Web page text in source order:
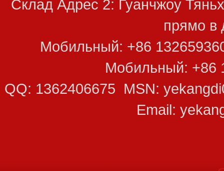
Склад Адрес 2: Гуанчжоу
прямо в
Мобильный: +86
Мобильный: +86
QQ: 1362406675 MSN:
Email: